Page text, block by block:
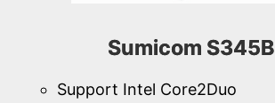
Sumicom S345B
Support Intel Core2Duo